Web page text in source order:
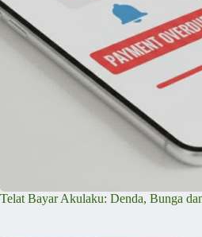
Telat Bayar Akulaku: Denda, Bunga